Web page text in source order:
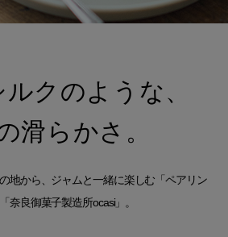
クのような、
滑らかさ。
地から、ジャムと一緒に楽しむ「ペアリン
奈良御菓子製造所ocasi」。